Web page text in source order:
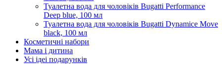
Туалетна вода для чоловіків Bugatti Performance
Deep blue, 100 мл
Туалетна вода для чоловіків Bugatti Dynamice Move
black, 100 мл
Косметичні набори
Мама і дитина
Усi iдеi подарункiв